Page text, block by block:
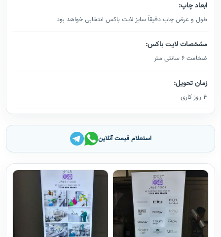
ابعاد چاپ:
طول و عرض چاپ دقیقاْ سایز لایت باکس انتخابی خواهد بود
مشخصات لایت باکس:
ضخامت 6 سانتی متر
زمان تحویل:
4 روز کاری
استعلام قیمت آنلاین